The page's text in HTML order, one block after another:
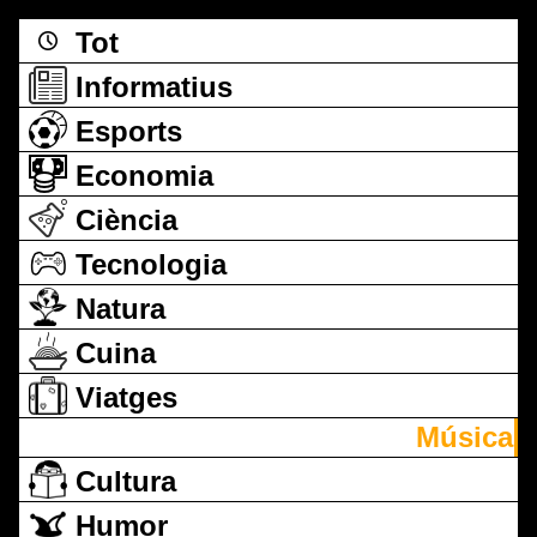
Tot
Informatius
Esports
Economia
Ciència
Tecnologia
Natura
Cuina
Viatges
Música
Cultura
Humor